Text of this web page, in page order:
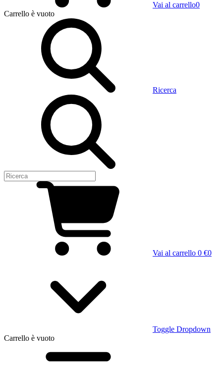
Vai al carrello0
Carrello è vuoto
Ricerca
Vai al carrello 0 €0
Toggle Dropdown
Carrello è vuoto